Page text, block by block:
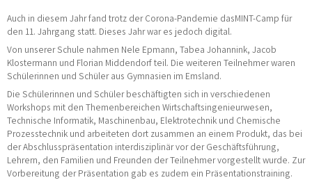
Auch in diesem Jahr fand trotz der Corona-Pandemie dasMINT-Camp für
den 11. Jahrgang statt. Dieses Jahr war es jedoch digital.
Von unserer Schule nahmen Nele Epmann, Tabea Johannink, Jacob
Klostermann und Florian Middendorf teil. Die weiteren Teilnehmer waren
Schülerinnen und Schüler aus Gymnasien im Emsland.
Die Schülerinnen und Schülerbeschäftigten sich in verschiedenen
Workshops mit den Themenbereichen Wirtschaftsingenieurwesen,
Technische Informatik, Maschinenbau, Elektrotechnik und Chemische
Prozesstechnik und arbeiteten dort zusammen an einem Produkt, das bei
der Abschlusspräsentation interdisziplinär vor der Geschäftsführung,
Lehrern, den Familien und Freunden der Teilnehmer vorgestellt wurde. Zur
Vorbereitung der Präsentation gab es zudem ein Präsentationstraining.